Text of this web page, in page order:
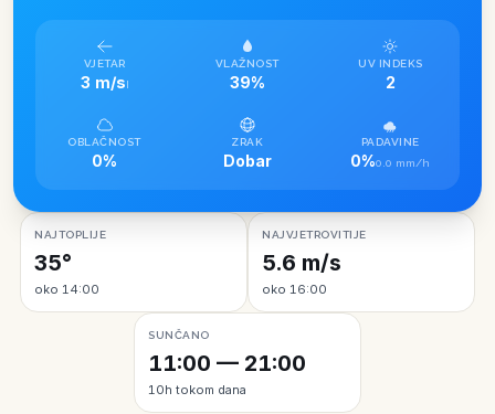
VJETAR
3 m/sI
VLAŽNOST
39%
UV INDEKS
2
OBLAČNOST
0%
ZRAK
Dobar
PADAVINE
0%0.0 mm/h
NAJTOPLIJE
35°
oko 14:00
NAJVJETROVITIJE
5.6 m/s
oko 16:00
SUNČANO
11:00 — 21:00
10h tokom dana